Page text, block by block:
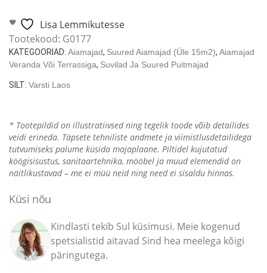
6
x
5
m
/
Lisa Lemmikutesse
Tootekood: G0177
KATEGOORIAD: Aiamajad, Suured Aiamajad (üle 15m2), Aiamajad
Veranda Või Terrassiga, Suvilad Ja Suured Puitmajad
SILT: Varsti Laos
* Tootepildid on illustratiivsed ning tegelik toode võib detailides
veidi erineda. Täpsete tehniliste andmete ja viimistlusdetailidega
tutvumiseks palume küsida majaplaane. Piltidel kujutatud
köögisisustus, sanitaartehnika, mööbel ja muud elemendid on
näitlikustavad – me ei müü neid ning need ei sisaldu hinnas.
Küsi nõu
Kindlasti tekib Sul küsimusi. Meie kogenud
spetsialistid aitavad Sind hea meelega kõigi
päringutega.